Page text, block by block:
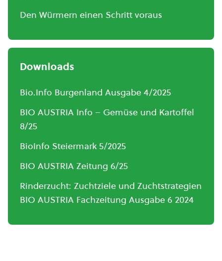
Den Würmern einen Schritt voraus
Downloads
Bio.Info Burgenland Ausgabe 4/2025
BIO AUSTRIA Info – Gemüse und Kartoffel
8/25
BioInfo Steiermark 5/2025
BIO AUSTRIA Zeitung 6/25
Rinderzucht: Zuchtziele und Zuchtstrategien
BIO AUSTRIA Fachzeitung Ausgabe 6 2024